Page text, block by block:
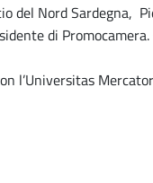
Nord Sardegna,
di
l’Universitas